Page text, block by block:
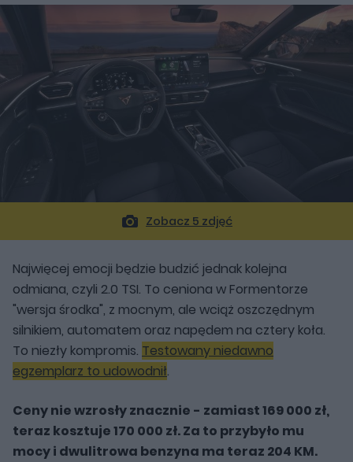
Zobacz 5 zdjęć
Najwięcej emocji będzie budzić jednak kolejna
odmiana, czyli 2.0 TSI. To ceniona w Formentorze
"wersja środka", z mocnym, ale wciąż oszczędnym
silnikiem, automatem oraz napędem na cztery koła.
To niezły kompromis. Testowany niedawno
egzemplarz to udowodnił.
Ceny nie wzrosły znacznie - zamiast 169 000 zł,
teraz kosztuje 170 000 zł. Za to przybyło mu
mocy i dwulitrowa benzyna ma teraz 204 KM.